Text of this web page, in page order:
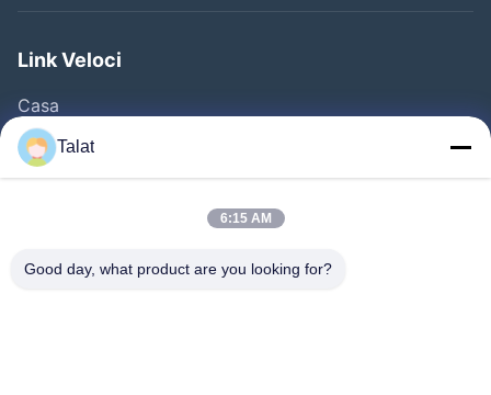
Link Veloci
Casa
Prodotti
Chi Siamo
Controllo Di Qualità
Talat
6:15 AM
Good day, what product are you looking for?